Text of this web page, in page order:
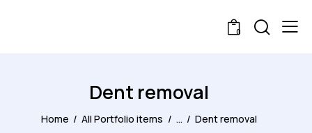
0
Dent removal
Home All Portfolio items ... Dent removal